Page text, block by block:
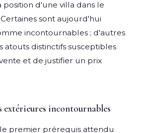
d'une villa dans le
sont aujourd'hui
incontournables ; d'autres
atouts distinctifs susceptibles
et de justifier un prix
extérieures incontournables
premier prérequis attendu